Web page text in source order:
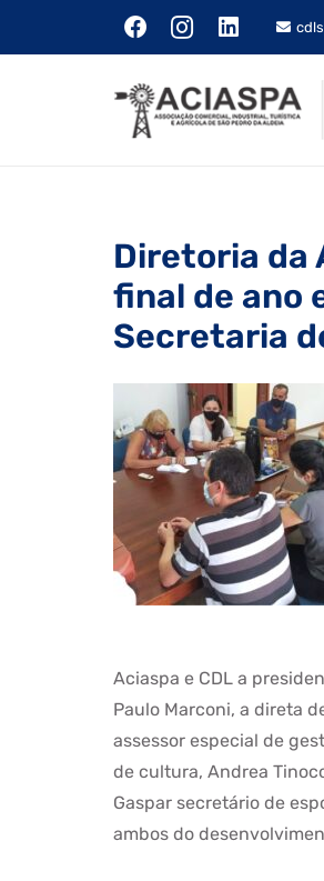
Diretoria da
final de ano
Secretaria
Aciaspa e CDL a
Paulo Marconi, a direta
assessor especial de
de cultura, Andrea
Gaspar secretário de
ambos do